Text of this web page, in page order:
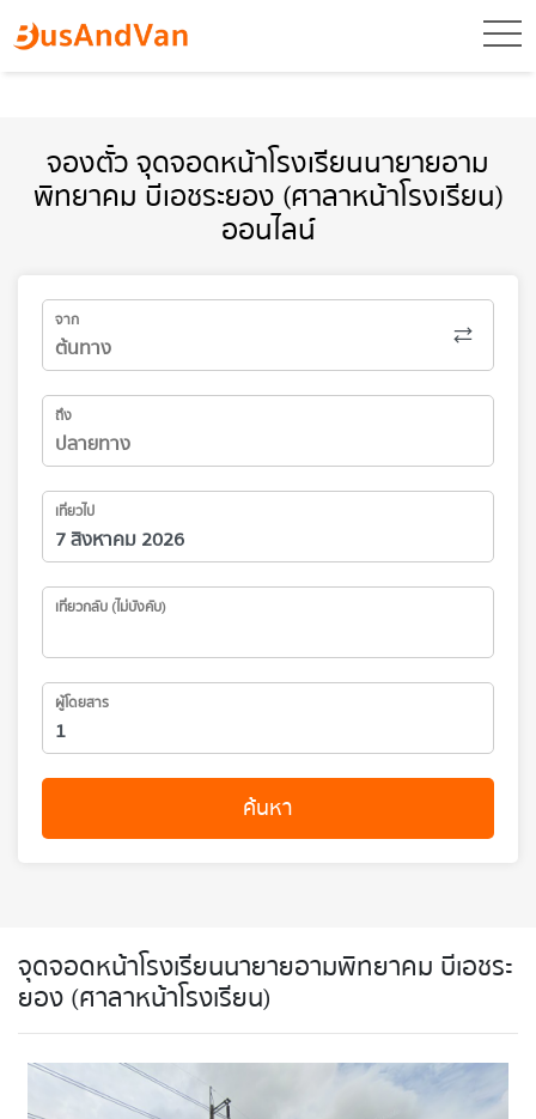
จองตั๋ว จุดจอดหน้าโรงเรียนนายายอาม
พิทยาคม บีเอชระยอง (ศาลาหน้าโรงเรียน)
ออนไลน์
จาก
ถึง
เที่ยวไป
เที่ยวกลับ (ไม่บังคับ)
ผู้โดยสาร
ค้นหา
จุดจอดหน้าโรงเรียนนายายอามพิทยาคม บีเอชระ
ยอง (ศาลาหน้าโรงเรียน)